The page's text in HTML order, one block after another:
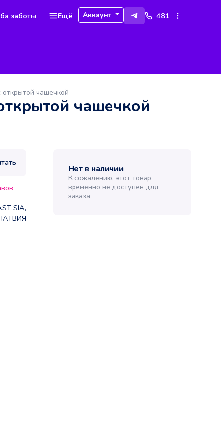
заботы Ещё Аккаунт 481
чашечкой
чашечкой
SIA,
Нет в наличии
К сожалению, этот товар
временно не доступен для
заказа